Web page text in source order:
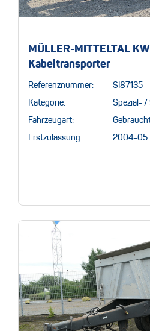
MÜLLER-MITTELTAL
Kabeltransporter
Referenznummer: SI87135
Kategorie: Spezial- /
Fahrzeugart:
Erstzulassung: 2004-05